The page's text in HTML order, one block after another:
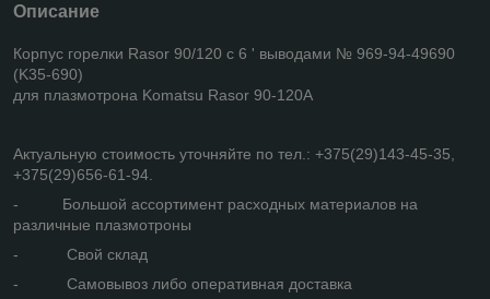
Описание
Корпус горелки Rasor 90/120 с 6 ' выводами № 969-94-49690
(K35-690)
для плазмотрона Komatsu Rasor 90-120А
Актуальную стоимость уточняйте по тел.: +375(29)143-45-35,
+375(29)656-61-94.
- Большой ассортимент расходных материалов на
различные плазмотроны
- Свой склад
- Самовывоз либо оперативная доставка